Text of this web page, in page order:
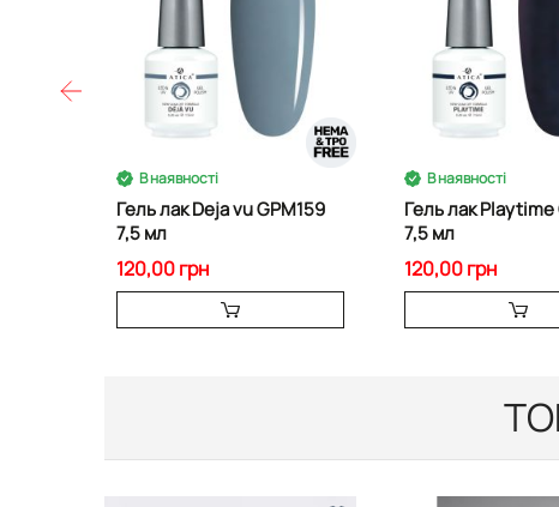
В наявності
Гель лак Deja vu GPM159
7,5 мл
120,00 грн
В наявності
Гель лак Playtime
7,5 мл
120,00 грн